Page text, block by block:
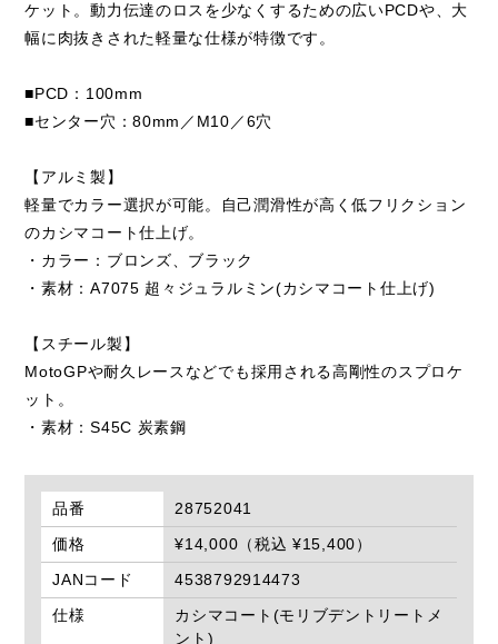
ケット。動力伝達のロスを少なくするための広いPCDや、大
幅に肉抜きされた軽量な仕様が特徴です。
■PCD：100mm
■センター穴：80mm／M10／6穴
【アルミ製】
軽量でカラー選択が可能。自己潤滑性が高く低フリクション
のカシマコート仕上げ。
・カラー：ブロンズ、ブラック
・素材：A7075 超々ジュラルミン(カシマコート仕上げ)
【スチール製】
MotoGPや耐久レースなどでも採用される高剛性のスプロケ
ット。
・素材：S45C 炭素鋼
品番
28752041
価格
¥14,000（税込 ¥15,400）
JANコード
4538792914473
仕様
カシマコート(モリブデントリートメ
ント)